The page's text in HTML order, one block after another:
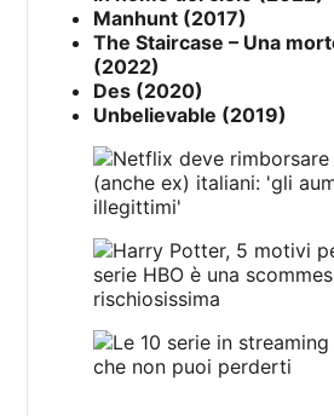
Manhunt (2017)
The Staircase – Una
(2022)
Des (2020)
Unbelievable (2019)